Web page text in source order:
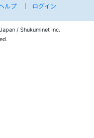
ルプ ログイン
/ Shukuminet Inc.